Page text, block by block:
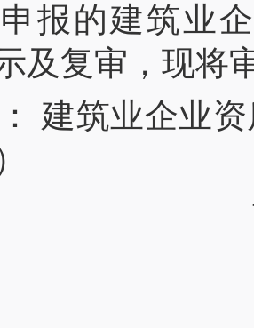
申报的建筑业
及复审， 现将
建筑业企业